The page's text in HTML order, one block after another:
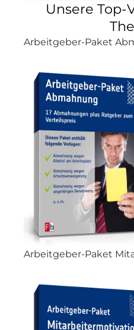
Unsere Top-
Arbeitgeber-Paket
Arbeitgeber-Paket